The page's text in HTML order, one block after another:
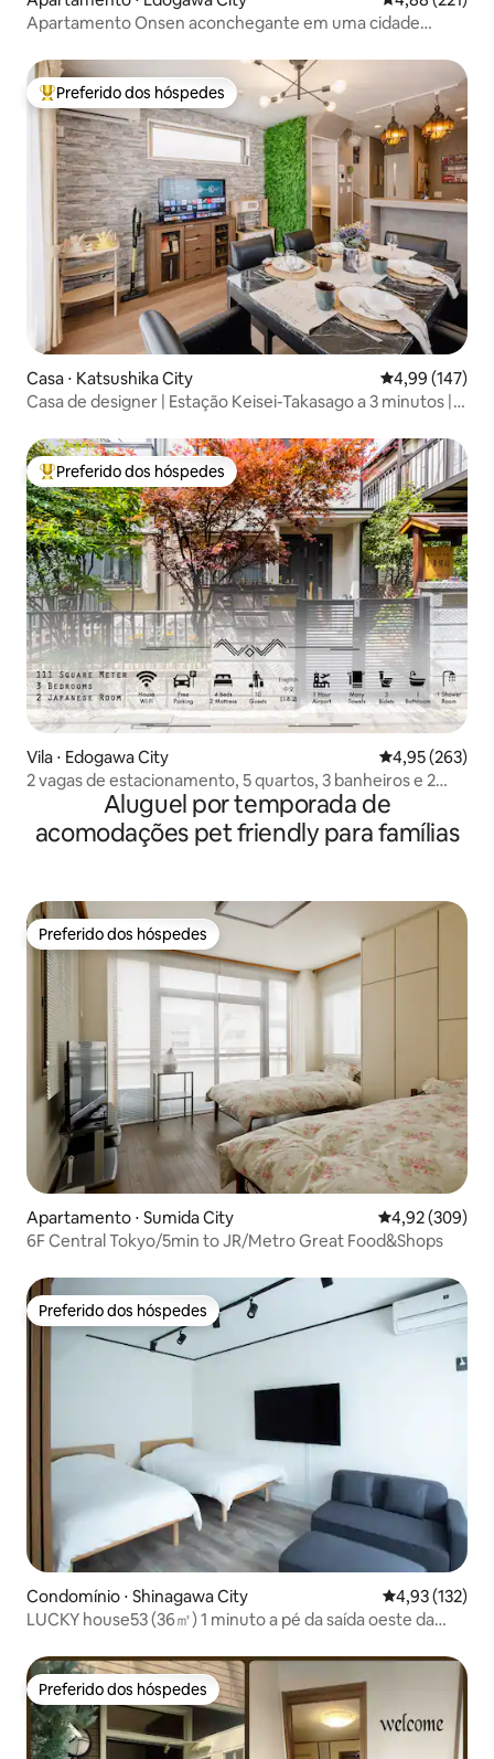
Apartamento Onsen aconchegante em uma cidade
Entre os melhores preferidos dos hóspedes
Preferido dos hóspedes
Casa ⋅ Katsushika City 4,99 de uma
4,99 (147)
Casa de designer | Estação Keisei-Takasago a 3 minutos |
camas no total | Ideal para famílias com crianças |
Estacionamento gratuito | Acesso direto ao aeroporto
Entre os melhores preferidos dos hóspedes
Preferido dos hóspedes
Vila ⋅ Edogawa City 4,95 de uma
4,95 (263)
2 vagas de estacionamento, 5 quartos, 3 banheiros e 2
toaletes (120 m²), capacidade para 10 pessoas, acesso
direto a Akihabara, Shinjuku, Ueno, Asakusa, Narita e
Aeroporto de Haneda
Aluguel por temporada de
acomodações pet friendly para famílias
Preferido dos hóspedes
Preferido dos hóspedes
Apartamento ⋅ Sumida City 4,92 de uma
4,92 (309)
6F Central Tokyo/5min to JR/Metro Great Food&Shops
Preferido dos hóspedes
Preferido dos hóspedes
Condomínio ⋅ Shinagawa City 4,93 de uma
4,93 (132)
LUCKY house53 (36㎡) 1 minuto a pé da saída oeste da
Preferido dos hóspedes
Preferido dos hóspedes